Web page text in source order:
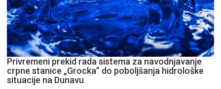
Privremeni prekid rada sistema za navodnjavanje
crpne stanice „Grocka” do poboljšanja hidrološke
situacije na Dunavu